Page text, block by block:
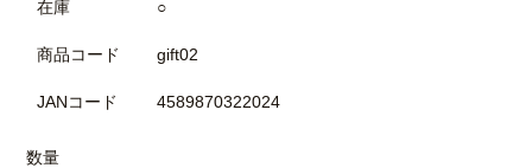
在庫 ○
商品コード gift02
JANコード 4589870322024
数量